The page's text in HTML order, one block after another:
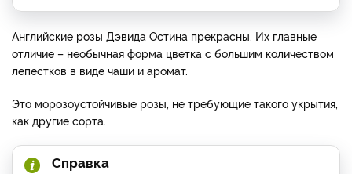
Английские розы Дэвида Остина прекрасны. Их главные
отличие – необычная форма цветка с большим количеством
лепестков в виде чаши и аромат.
Это морозоустойчивые розы, не требующие такого укрытия,
как другие сорта.
Справка